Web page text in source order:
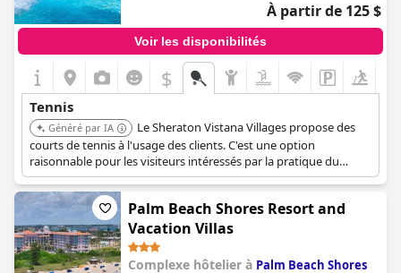
À partir de 125 $
Voir les disponibilités
$
Tennis
Généré par IA
Le Sheraton Vistana Villages propose des
courts de tennis à l'usage des clients. C'est une option
raisonnable pour les visiteurs intéressés par la pratique du
tennis pendant leur séjour.
Palm Beach Shores Resort and
Vacation Villas
Complexe hôtelier à Palm Beach Shores